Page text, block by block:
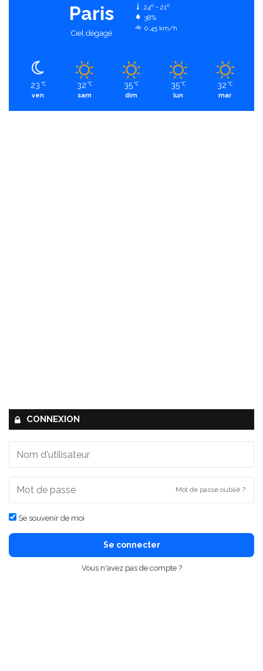
Paris
Ciel dégagé
24º - 21º
38%
0.45 km/h
23 ℃
ven
32 ℃
sam
35 ℃
dim
35 ℃
lun
32 ℃
mar
CONNEXION
Mot de passe oublié ?
Se souvenir de moi
Se connecter
Vous n'avez pas de compte ?